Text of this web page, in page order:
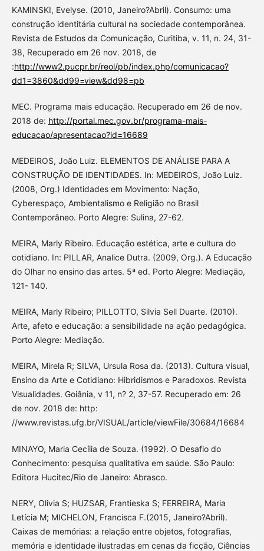
KAMINSKI, Evelyse. (2010, Janeiro?Abril). Consumo: uma
construção identitária cultural na sociedade contemporânea.
Revista de Estudos da Comunicação, Curitiba, v. 11, n. 24, 31-
38, Recuperado em 26 nov. 2018, de
:http://www2.pucpr.br/reol/pb/index.php/comunicacao?
dd1=3860&dd99=view&dd98=pb
MEC. Programa mais educação. Recuperado em 26 de nov.
2018 de: http://portal.mec.gov.br/programa-mais-
educacao/apresentacao?id=16689
MEDEIROS, João Luiz. ELEMENTOS DE ANÁLISE PARA A
CONSTRUÇÃO DE IDENTIDADES. In: MEDEIROS, João Luiz.
(2008, Org.) Identidades em Movimento: Nação,
Cyberespaço, Ambientalismo e Religião no Brasil
Contemporâneo. Porto Alegre: Sulina, 27-62.
MEIRA, Marly Ribeiro. Educação estética, arte e cultura do
cotidiano. In: PILLAR, Analice Dutra. (2009, Org.). A Educação
do Olhar no ensino das artes. 5ª ed. Porto Alegre: Mediação,
121- 140.
MEIRA, Marly Ribeiro; PILLOTTO, Silvia Sell Duarte. (2010).
Arte, afeto e educação: a sensibilidade na ação pedagógica.
Porto Alegre: Mediação.
MEIRA, Mirela R; SILVA, Ursula Rosa da. (2013). Cultura visual,
Ensino da Arte e Cotidiano: Hibridismos e Paradoxos. Revista
Visualidades. Goiânia, v 11, n? 2, 37-57. Recuperado em: 26
de nov. 2018 de: http:
//www.revistas.ufg.br/VISUAL/article/viewFile/30684/16684
MINAYO, Maria Cecília de Souza. (1992). O Desafio do
Conhecimento: pesquisa qualitativa em saúde. São Paulo:
Editora Hucitec/Rio de Janeiro: Abrasco.
NERY, Olivia S; HUZSAR, Frantieska S; FERREIRA, Maria
Letícia M; MICHELON, Francisca F.(2015, Janeiro?Abril).
Caixas de memórias: a relação entre objetos, fotografias,
memória e identidade ilustradas em cenas da ficção, Ciências